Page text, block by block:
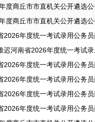
度商丘市市直机关公开遴选
度商丘市市直机关公开遴选
2026年度统一考试录用公务
迟河南省2026年度统一考试
2026年度统一考试录用公务
2026年度统一考试录用公务
2026年度统一考试录用公务
2026年度统一考试录用公务